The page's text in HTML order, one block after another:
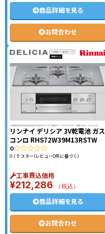
商品詳細を見る
お問合わせ
リンナイ デリシア 3V乾電池 ガス
コンロ RHS72W39M13RSTW
0
0 / 5 スター(レビュー0件に基づく)
工事費込価格
¥212,286 （税込）
商品詳細を見る
お問合わせ